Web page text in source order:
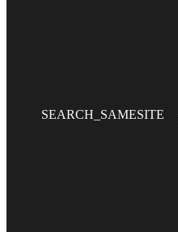
SEARCH_SAMESITE